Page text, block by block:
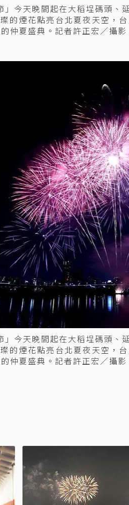
今天晚間起在大稻埕碼頭、
的煙花點亮台北夏夜天空，
仲夏盛典。記者許正宏／攝影
今天晚間起在大稻埕碼頭、
的煙花點亮台北夏夜天空，
仲夏盛典。記者許正宏／攝影